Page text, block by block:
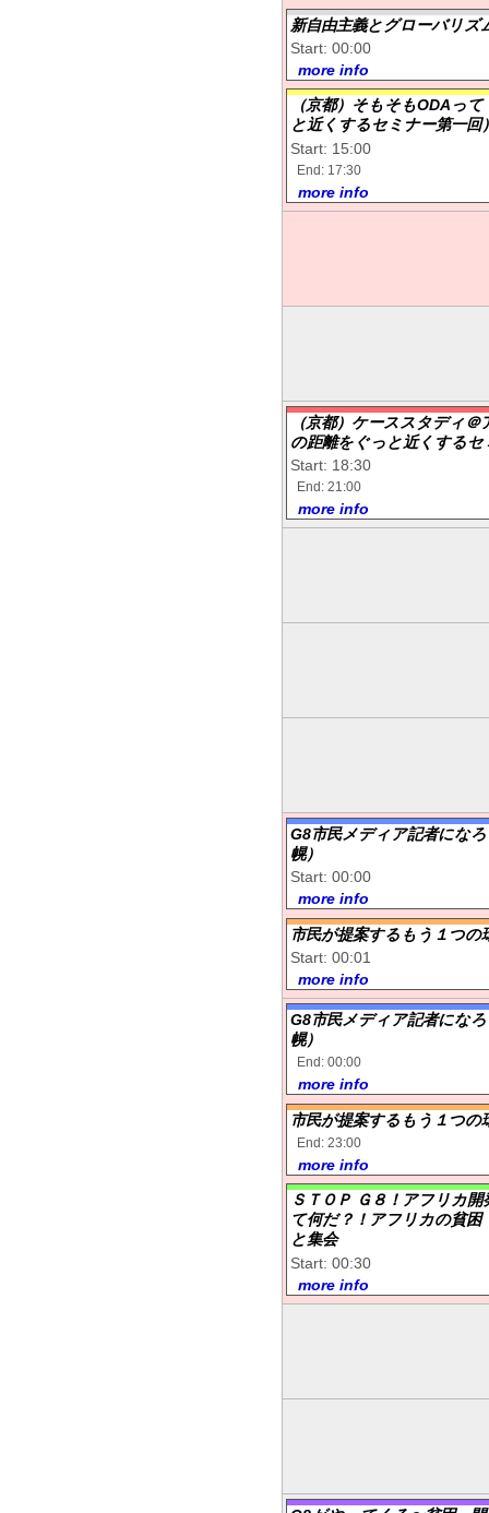
新自由主義とグローバリズ
Start: 00:00
more info
（京都）そもそもODAっ
と近くするセミナー第一回
Start: 15:00
End: 17:30
more info
（京都）ケーススタディ
の距離をぐっと近くするセ
Start: 18:30
End: 21:00
more info
G8市民メディア記者にな
幌）
Start: 00:00
more info
市民が提案するもう１つの
Start: 00:01
more info
G8市民メディア記者にな
幌）
End: 00:00
more info
市民が提案するもう１つの
End: 23:00
more info
ＳＴＯＰ Ｇ８！アフリカ
て何だ？！アフリカの貧困
と集会
Start: 00:30
more info